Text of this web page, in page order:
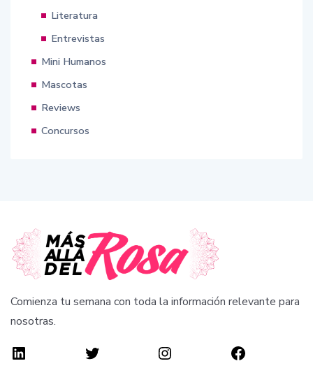
Literatura
Entrevistas
Mini Humanos
Mascotas
Reviews
Concursos
Comienza tu semana con toda la información relevante para
nosotras.